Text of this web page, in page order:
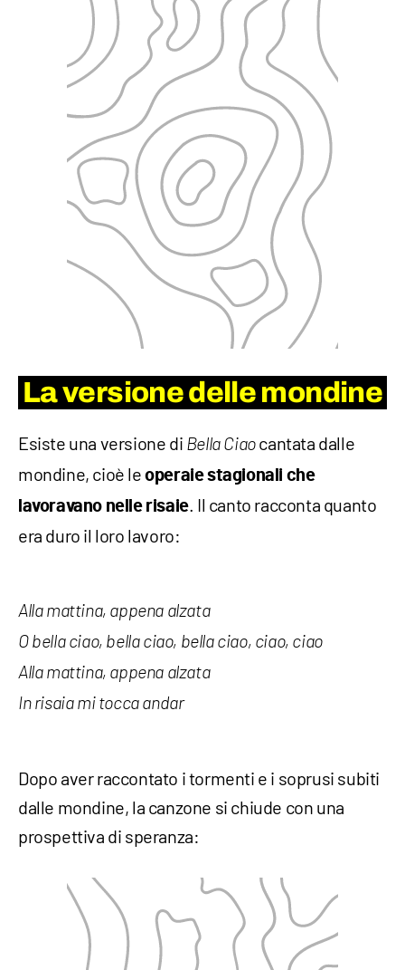
La versione delle mondine
Esiste una versione di Bella Ciaocantata dalle
mondine, cioè leoperaie stagionali che
lavoravano nelle risaie. Il canto racconta quanto
era duro il loro lavoro:
Alla mattina, appena alzata
O bella ciao, bella ciao, bella ciao, ciao, ciao
Alla mattina, appena alzata
In risaia mi tocca andar
Dopo aver raccontato i tormenti e i soprusi subiti
dalle mondine, la canzone si chiude con una
prospettiva di speranza: